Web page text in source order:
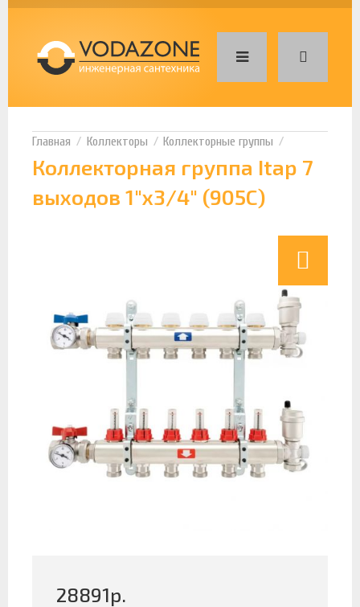
Коллекторы Коллекторные группы
Коллекторная группа Itap 7
выходов 1"х3/4" (905C)
28891р.